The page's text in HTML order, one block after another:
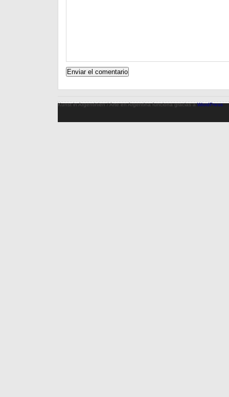
Kunst in Argentinien / Arte en Argentina funciona gracias aWordPress